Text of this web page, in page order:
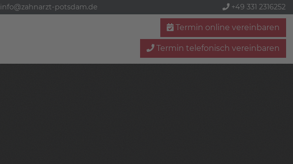
info@zahnarzt-potsdam.de +49 331 2316252
Termin online vereinbaren
Termin telefonisch vereinbaren